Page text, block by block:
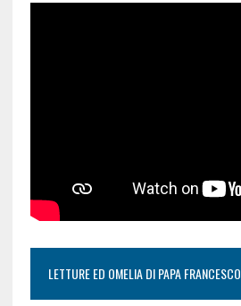
LETTURE ED OMELIA DI PAPA FRANCESCO